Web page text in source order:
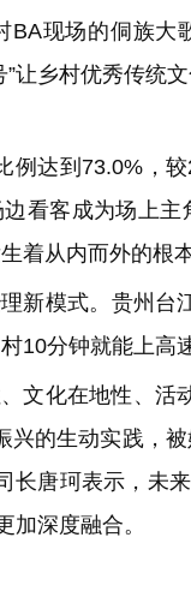
现场的侗族大
乡村优秀传统文
达到73.0%，较
看客成为场上
着从内而外的根本
模式。贵州台
10分钟就能上高
化在地性、活
兴的生动实践，
唐珂表示，未
加深度融合。